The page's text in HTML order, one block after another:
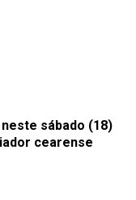
sábado (18)
cearense